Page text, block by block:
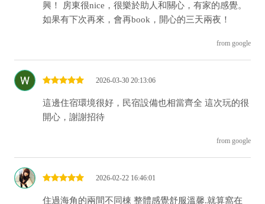
興！ 房東很nice，很樂於助人和關心，有家的感覺。
如果有下次再來，會再book，開心的三天兩夜！
from google
2026-03-30 20:13:06
這邊住宿環境很好，民宿設備也相當齊全 這次玩的很
開心，謝謝招待
from google
2026-02-22 16:46:01
住過海角的兩間不同棟 整體感覺舒服溫馨.就算窩在